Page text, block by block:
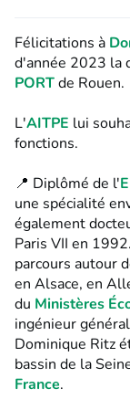
Félicitations à
d'année 2023 la
PORTde Rouen.
L'AITPE lui
fonctions.
📍 Diplômé de l'
une spécialité
également
Paris VII en
parcours autour
en Alsace, en
du Ministères
ingénieur
Dominique Ritz
bassin de la
France.